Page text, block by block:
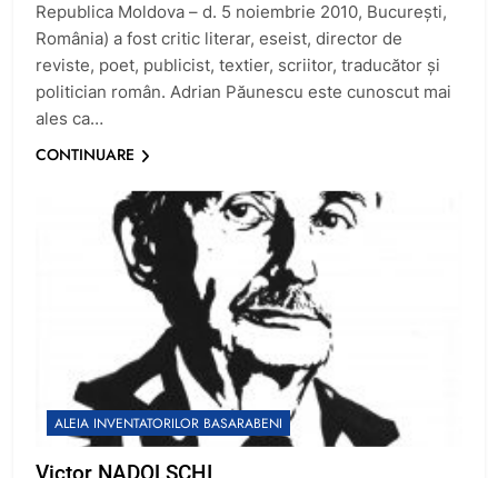
Republica Moldova – d. 5 noiembrie 2010, București,
România) a fost critic literar, eseist, director de
reviste, poet, publicist, textier, scriitor, traducător și
politician român. Adrian Păunescu este cunoscut mai
ales ca…
CONTINUARE
ALEIA INVENTATORILOR BASARABENI
Victor NADOLSCHI